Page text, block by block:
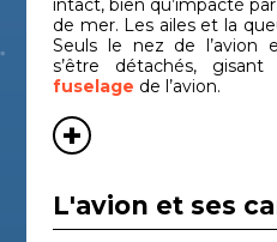
intact, bien qu’impacté par
de mer. Les ailes et la
Seuls le nez de l’avion
s’être détachés,
fuselage de l’avion.
L'avion et ses